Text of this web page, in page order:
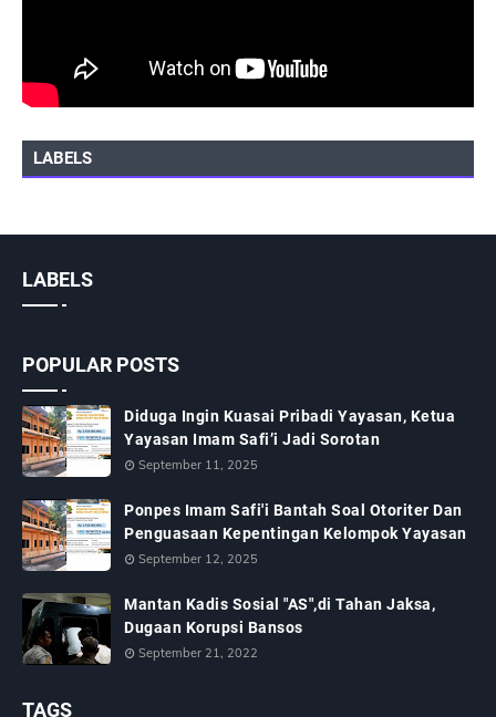
LABELS
LABELS
POPULAR POSTS
Diduga Ingin Kuasai Pribadi Yayasan, Ketua
Yayasan Imam Safi’i Jadi Sorotan
September 11, 2025
Ponpes Imam Safi'i Bantah Soal Otoriter Dan
Penguasaan Kepentingan Kelompok Yayasan
September 12, 2025
Mantan Kadis Sosial "AS",di Tahan Jaksa,
Dugaan Korupsi Bansos
September 21, 2022
TAGS